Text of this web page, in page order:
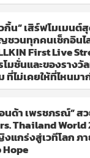
กิ้น” เสิร์ฟโมเมนต์
ชวนทุกคนเช็กอินไ
First Live
โมชั่นและของราง
ที่ไม่เคยให้ที่ไหนม
นด้า เพรชภรณ์” ส
Thailand
แกร่งสู่เวทีโลก ภ
Hope